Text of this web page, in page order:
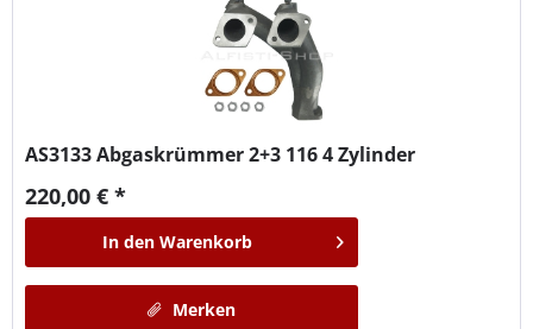
AS3133Abgaskrümmer 2+3 116 4 Zylinder
220,00 € *
In den Warenkorb
Merken